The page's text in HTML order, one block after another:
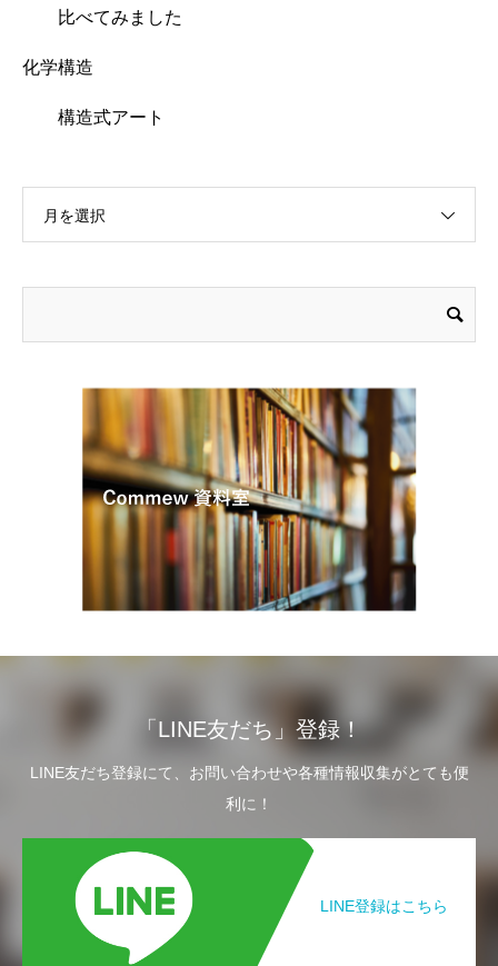
比べてみました
化学構造
構造式アート
月を選択
「LINE友だち」登録！
LINE友だち登録にて、お問い合わせや各種情報収集がとても便
利に！
LINE登録はこちら